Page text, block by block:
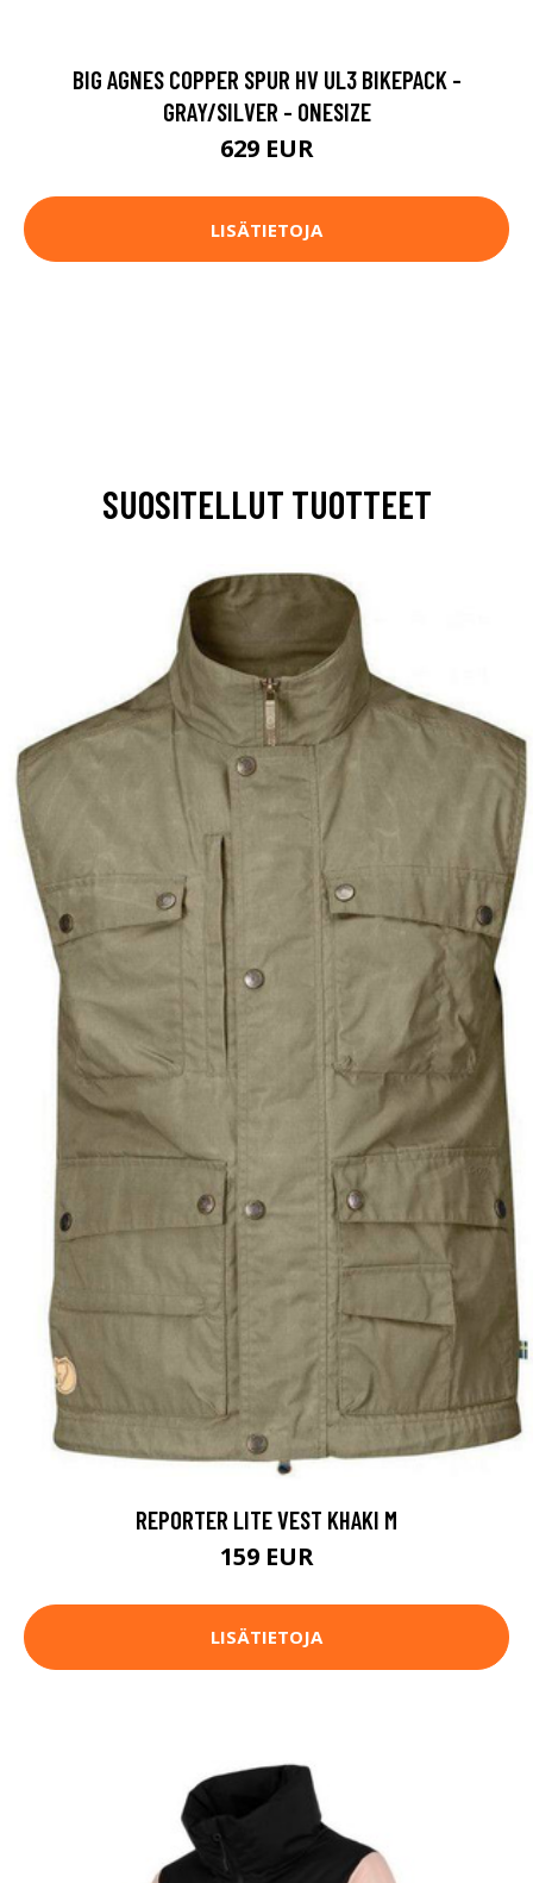
BIG AGNES COPPER SPUR HV UL3 BIKEPACK -
GRAY/SILVER - ONESIZE
629 EUR
LISÄTIETOJA
SUOSITELLUT TUOTTEET
REPORTER LITE VEST KHAKI M
159 EUR
LISÄTIETOJA